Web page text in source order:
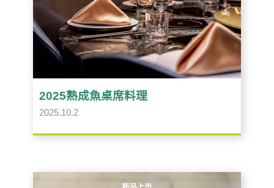
2025熟成魚桌席料理
2025.10.2